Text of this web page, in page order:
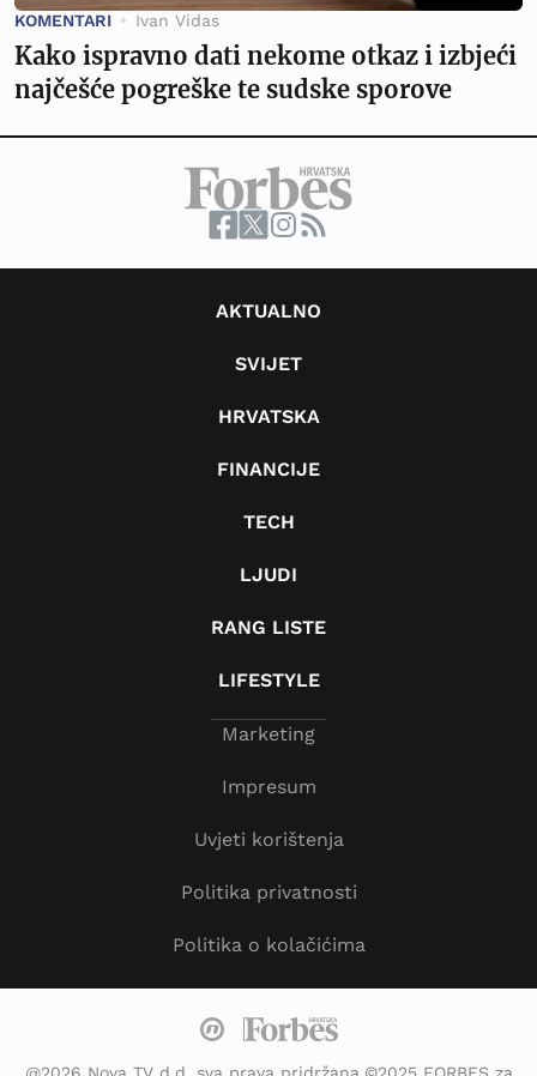
KOMENTARI Ivan Vidas
Kako ispravno dati nekome otkaz i izbjeći
najčešće pogreške te sudske sporove
AKTUALNO
SVIJET
HRVATSKA
FINANCIJE
TECH
LJUDI
RANG LISTE
LIFESTYLE
Marketing
Impresum
Uvjeti korištenja
Politika privatnosti
Politika o kolačićima